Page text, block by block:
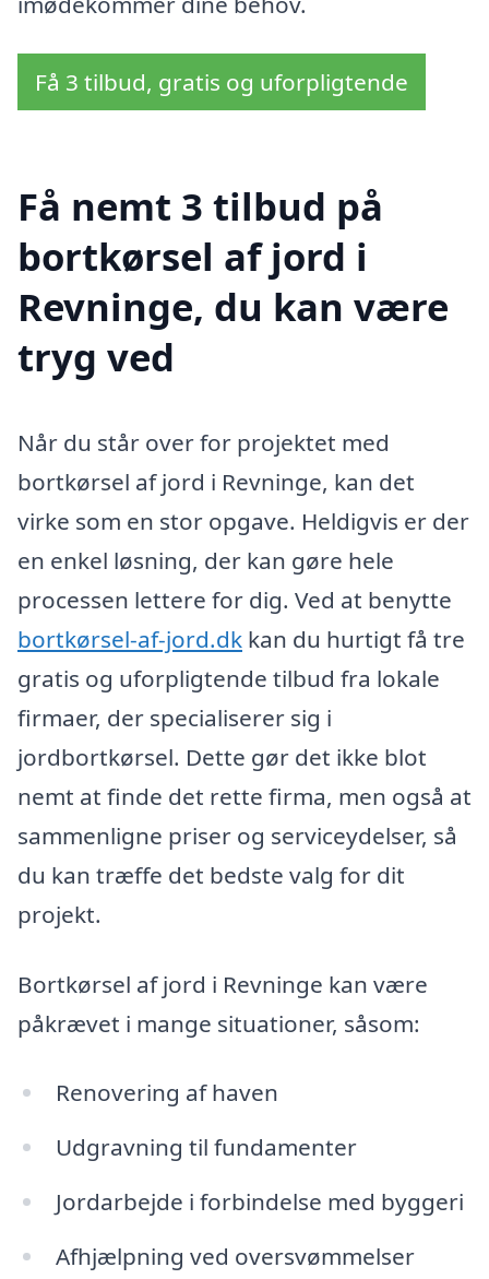
Få 3 tilbud, gratis og uforpligtende
Få nemt 3 tilbud på
bortkørsel af jord i
Revninge, du kan være
tryg ved
Når du står over for projektet med
bortkørsel af jord i Revninge, kan det
virke som en stor opgave. Heldigvis er der
en enkel løsning, der kan gøre hele
processen lettere for dig. Ved at benytte
bortkørsel-af-jord.dk kan du hurtigt få tre
gratis og uforpligtende tilbud fra lokale
firmaer, der specialiserer sig i
jordbortkørsel. Dette gør det ikke blot
nemt at finde det rette firma, men også at
sammenligne priser og serviceydelser, så
du kan træffe det bedste valg for dit
projekt.
Bortkørsel af jord i Revninge kan være
påkrævet i mange situationer, såsom:
Renovering af haven
Udgravning til fundamenter
Jordarbejde i forbindelse med byggeri
Afhjælpning ved oversvømmelser